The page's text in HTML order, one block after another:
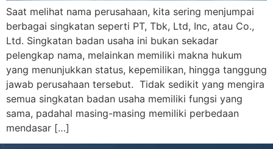
Saat melihat nama perusahaan, kita sering menjumpai
berbagai singkatan seperti PT, Tbk, Ltd, Inc, atau Co.,
Ltd. Singkatan badan usaha ini bukan sekadar
pelengkap nama, melainkan memiliki makna hukum
yang menunjukkan status, kepemilikan, hingga tanggung
jawab perusahaan tersebut. Tidak sedikit yang mengira
semua singkatan badan usaha memiliki fungsi yang
sama, padahal masing-masing memiliki perbedaan
mendasar […]